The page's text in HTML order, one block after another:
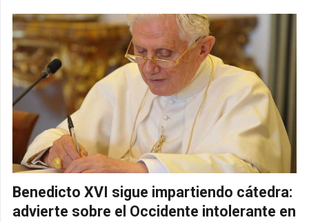
Benedicto XVI sigue impartiendo cátedra:
advierte sobre el Occidente intolerante en